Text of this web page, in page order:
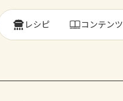
レシピ コンテンツ